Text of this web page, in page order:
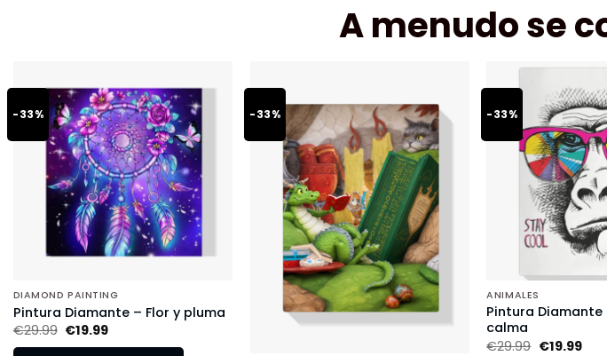
A menudo se
-33%
DIAMOND PAINTING
Pintura Diamante – Flor y pluma
€29.99 €19.99
-33% -33%
ANIMALES
Pintura Diamante
calma
€29.99 €19.99